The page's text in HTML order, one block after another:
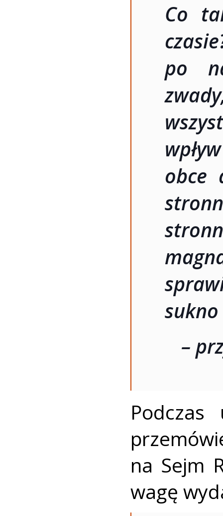
Co
po
obce
–
Podczas
na Sejm
wagę